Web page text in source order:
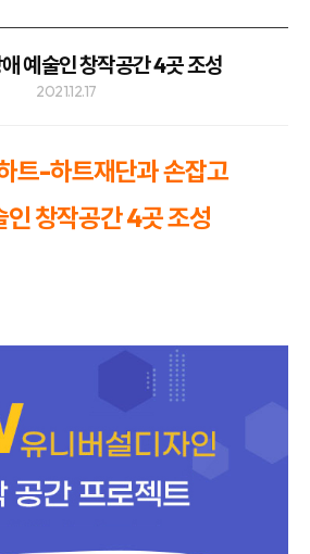
예술인 창작공간 4곳 조성
2021.12.17
트-하트재단과 손잡고
인 창작공간 4곳 조성